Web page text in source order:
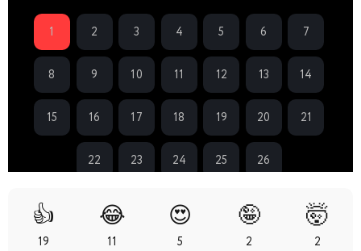
1 2 3 4 5 6 7
8 9 10 11 12 13 14
15 16 17 18 19 20 21
22 23 24 25 26
👍
19
😂
11
😍
5
🤪
2
🤯
2